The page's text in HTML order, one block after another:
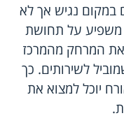
במקום נגיש אך לא
משפיע על תחושת
המרחק מהמרכז
לשירותים. כך
יוכל למצוא את